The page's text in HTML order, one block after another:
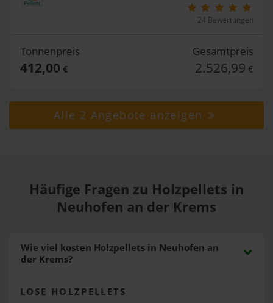
24 Bewertungen
Tonnenpreis
412,00 €
Gesamtpreis
2.526,99 €
Alle 2 Angebote anzeigen
Häufige Fragen zu Holzpellets in
Neuhofen an der Krems
Wie viel kosten Holzpellets in Neuhofen an
der Krems?
LOSE HOLZPELLETS